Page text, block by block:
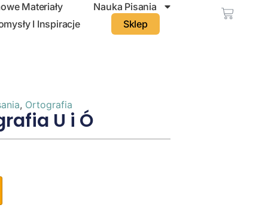
Materiały
Nauka Pisania
I Inspiracje
Sklep
, Ortografia
U i Ó